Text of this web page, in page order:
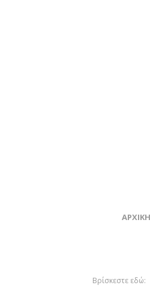
ΑΡΧΙΚΗ
Βρίσκεστε εδώ: